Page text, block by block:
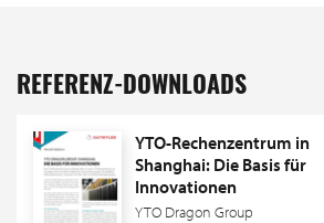
REFERENZ-DOWNLOADS
YTO-Rechenzentrum in
Shanghai: Die Basis für
Innovationen
YTO Dragon Group